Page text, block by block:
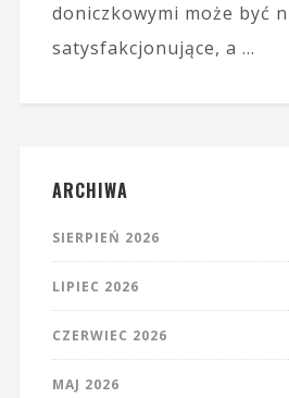
doniczkowymi może być
satysfakcjonujące, a …
ARCHIWA
SIERPIEŃ 2026
LIPIEC 2026
CZERWIEC 2026
MAJ 2026